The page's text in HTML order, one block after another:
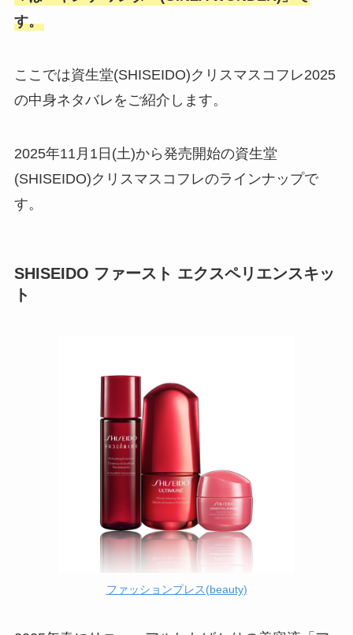
す。
ここでは資生堂(SHISEIDO)クリスマスコフレ2025
の中身ネタバレをご紹介します。
2025年11月1日(土)から発売開始の資生堂
(SHISEIDO)クリスマスコフレのラインナップで
す。
SHISEIDO ファースト エクスペリエンスキッ
ト
ファッションプレス(beauty)